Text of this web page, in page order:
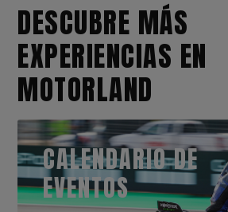
DESCUBRE MÁS
EXPERIENCIAS EN
MOTORLAND
CALENDARIO DE
EVENTOS